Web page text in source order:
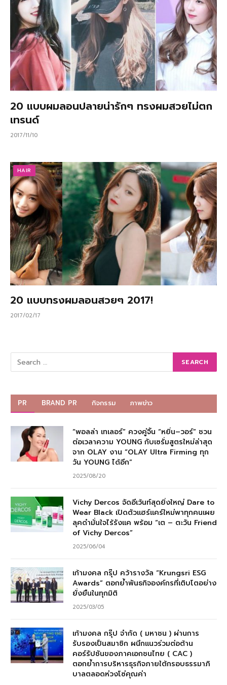
20 แบบผมลอนปลายน่ารักๆ ทรงผมสวยไม่ตก
เทรนด์
2017/11/10
HAIR
20 แบบทรงผมลอนสวยๆ 2017!
2017/02/17
PR BRAND PR กิจกรรม ภาพข่าว
“พอลล่า เทเลอร์” ควงคู่จิ้น “หยิ่น–วอร์” ชวน
ต่อเวลาความ YOUNG กับเซรั่มสูตรใหม่ล่าสุด
จาก OLAY งาน “OLAY Ultra Firming ทุก
วัน YOUNG ได้อีก”
2025/08/20
Vichy Dercos จัดอีเว้นท์สุดยิ่งใหญ่ Dare to
Wear Black เปิดตัวแฮร์แคร์ใหม่พาทุกคนเผย
ลุคดำมั่นใจไร้รังแค พร้อม “เต – ตะวัน Friend
of Vichy Dercos”
2025/06/04
เก้ามงคล กรุ๊ป คว้ารางวัล “Krungsri ESG
Awards” ตอกย้ำพันธกิจองค์กรที่เติบโตอย่าง
ยั่งยืนในทุกมิติ
2025/03/05
เก้ามงคล กรุ๊ป จำกัด ( มหาชน ) ผ่านการ
รับรองเป็นสมาชิก ผนึกแนวร่วมต่อต้าน
คอร์รัปชันของภาคเอกชนไทย ( CAC )
ตอกย้ำการบริหารธุรกิจภายใต้กรอบธรรมาภิ
บาลตลอดห่วงโซ่คุณค่า